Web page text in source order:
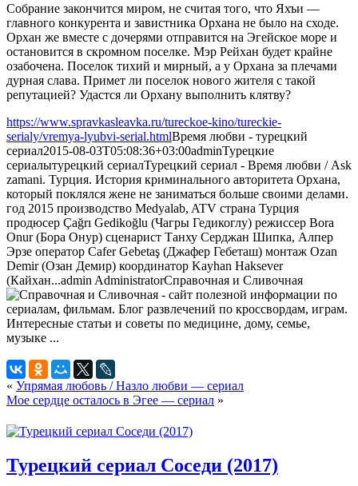
Собрание закончится миром, не считая того, что Яхъи —
главного конкурента и завистника Орхана не было на сходе.
Орхан же вместе с дочерями отправится на Эгейское море и
остановится в скромном поселке. Мэр Рейхан будет крайне
озабочена. Поселок тихий и мирный, а у Орхана за плечами
дурная слава. Примет ли поселок нового жителя с такой
репутацией? Удастся ли Орхану выполнить клятву?
https://www.spravkasleavka.ru/tureckoe-kino/tureckie-
serialy/vremya-lyubvi-serial.htmlВремя любви - турецкий
сериал2015-08-03T05:08:36+03:00adminТурецкие
сериалытурецкий сериалТурецкий сериал - Время любви / Ask
zamani. Турция. История криминального авторитета Орхана,
который поклялся жене не заниматься больше своими делами.
год 2015 производство Medyalab, ATV страна Турция
продюсер Çağrı Gedikoğlu (Чагры Гедикоглу) режиссер Bora
Onur (Бора Онур) сценарист Танху Серджан Шипка, Алпер
Эрзе оператор Cafer Gebetaş (Джафер Гебеташ) монтаж Ozan
Demir (Озан Демир) координатор Kayhan Haksever
(Кайхан...admin AdministratorСправочная и Сливочная
« Упрямая любовь / Назло любви — сериал
Мое сердце осталось в Эгее — сериал »
Турецкий сериал Соседи (2017)